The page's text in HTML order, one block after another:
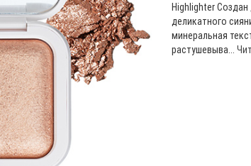
Highlighter
деликатного
минеральная
растушевыва...